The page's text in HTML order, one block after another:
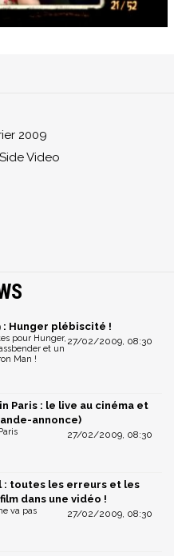
2009
Video
: Hunger plébiscité !
27/02/2009, 08:30
pour Hunger,
et un
Man !
Paris : le live au cinéma et
annonce)
27/02/2009, 08:30
: toutes les erreurs et les
dans une vidéo !
27/02/2009, 08:30
va pas